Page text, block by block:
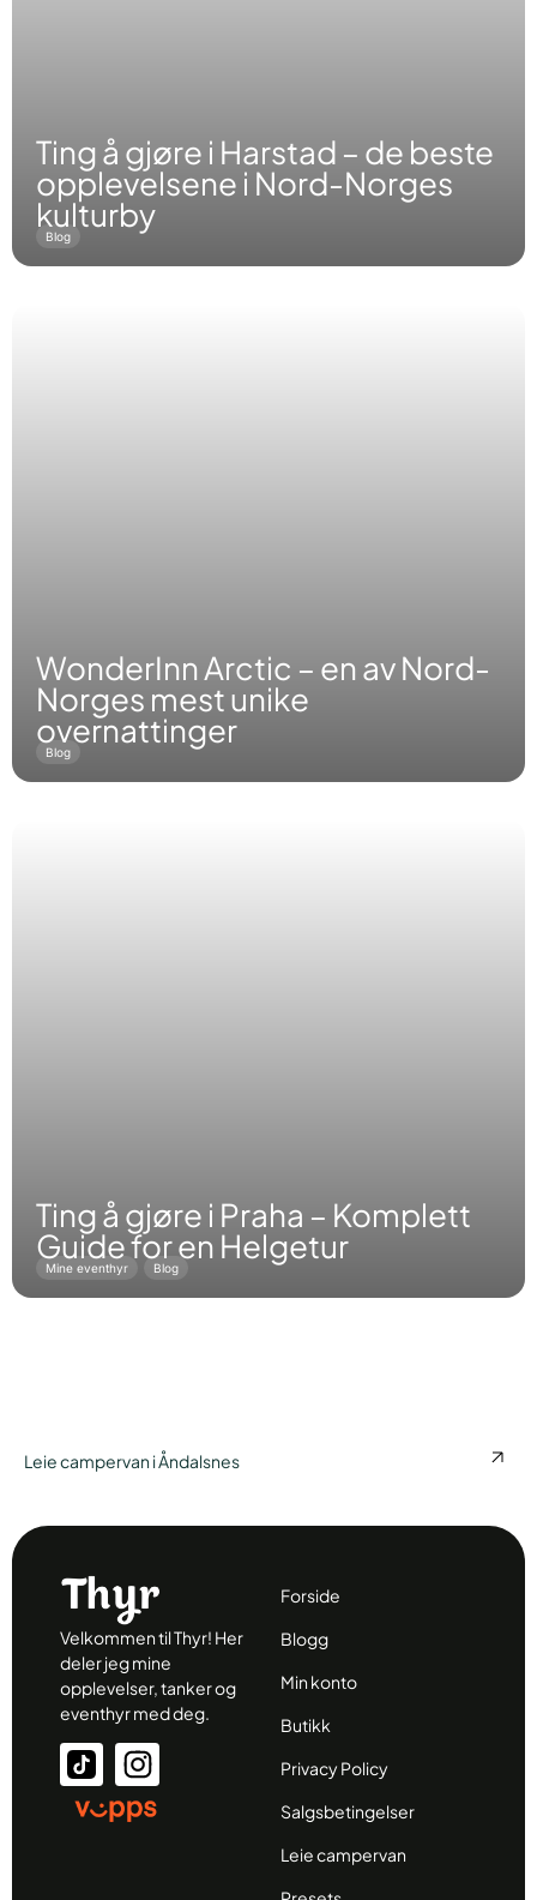
Ting å gjøre i Harstad – de beste
opplevelsene i Nord-Norges
kulturby
Blog
WonderInn Arctic – en av Nord-
Norges mest unike
overnattinger
Blog
Ting å gjøre i Praha – Komplett
Guide for en Helgetur
Mine eventhyr Blog
Leie campervan i Åndalsnes
Velkommen til Thyr! Her
deler jeg mine
opplevelser, tanker og
eventhyr med deg.
Forside
Blogg
Min konto
Butikk
Privacy Policy
Salgsbetingelser
Leie campervan